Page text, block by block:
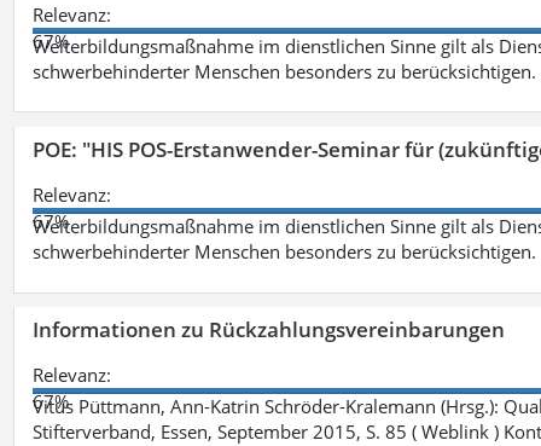
Relevanz:
67%
Weiterbildungsmaßnahme im dienstlichen Sinne gilt als
schwerbehinderter Menschen besonders zu berücksichtigen.
POE: "HIS POS-Erstanwender-Seminar für
Relevanz:
67%
Weiterbildungsmaßnahme im dienstlichen Sinne gilt als
schwerbehinderter Menschen besonders zu berücksichtigen.
Informationen zu Rückzahlungsvereinbarungen
Relevanz:
67%
Vitus Püttmann, Ann-Katrin Schröder-Kralemann (Hrsg.):
Stifterverband, Essen, September 2015, S. 85 ( Weblink )